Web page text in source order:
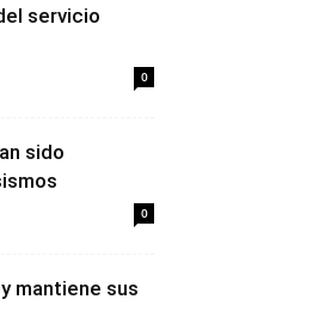
servicio
0
sido
0
mantiene sus